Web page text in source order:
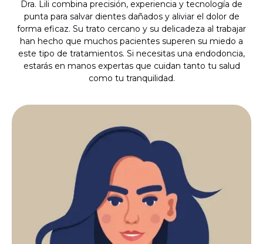
Dra. Lili combina precisión, experiencia y tecnología de
punta para salvar dientes dañados y aliviar el dolor de
forma eficaz. Su trato cercano y su delicadeza al trabajar
han hecho que muchos pacientes superen su miedo a
este tipo de tratamientos. Si necesitas una endodoncia,
estarás en manos expertas que cuidan tanto tu salud
como tu tranquilidad.